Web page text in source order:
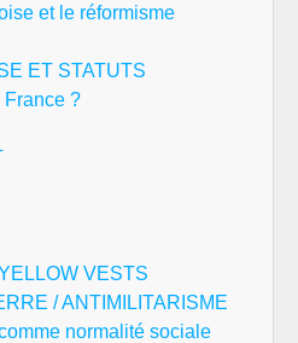
et le réformisme
ET STATUTS
France ?
VESTS
/ ANTIMILITARISME
normalité sociale